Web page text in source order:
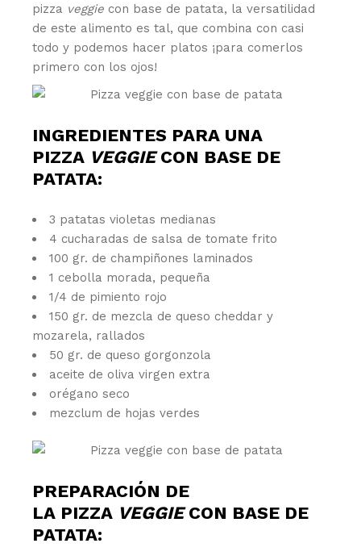
pizza veggie con base de patata, la versatilidad
de este alimento es tal, que combina con casi
todo y podemos hacer platos ¡para comerlos
primero con los ojos!
INGREDIENTES PARA UNA
PIZZA VEGGIECON BASE DE
PATATA:
3 patatas violetas medianas
4 cucharadas de salsa de tomate frito
100 gr. de champiñones laminados
1 cebolla morada, pequeña
1/4 de pimiento rojo
150 gr. de mezcla de queso cheddar y
mozarela, rallados
50 gr. de queso gorgonzola
aceite de oliva virgen extra
orégano seco
mezclum de hojas verdes
PREPARACIÓN DE
LA PIZZA VEGGIECON BASE DE
PATATA: